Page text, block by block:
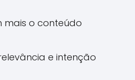
mais o conteúdo
e intenção